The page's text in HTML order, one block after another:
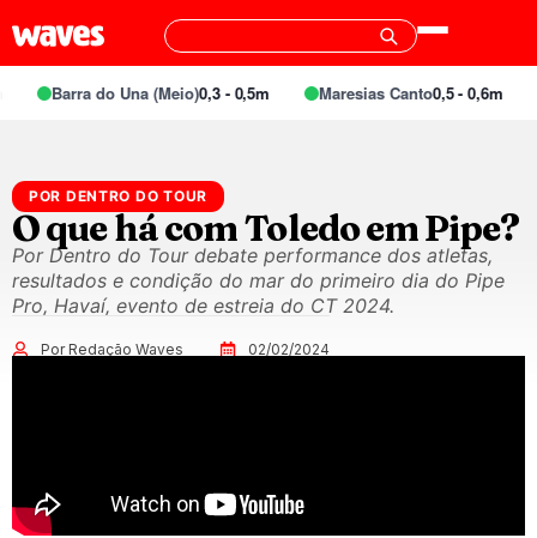
Barra do Una (Meio)0,3 - 0,5m Maresias Canto0,5 - 0,6m
POR DENTRO DO TOUR
O que há com Toledo em Pipe?
Por Dentro do Tour debate performance dos atletas,
resultados e condição do mar do primeiro dia do Pipe
Pro, Havaí, evento de estreia do CT 2024.
Por Redação Waves 02/02/2024